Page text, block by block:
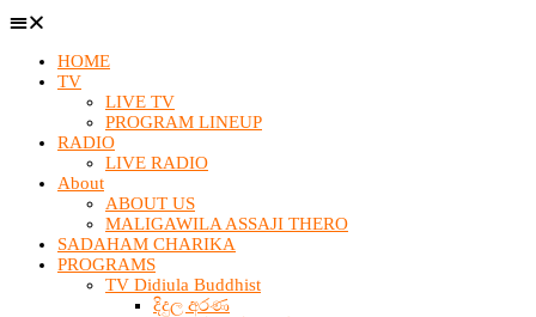
HOME
TV
LIVE TV
PROGRAM LINEUP
RADIO
LIVE RADIO
About
ABOUT US
MALIGAWILA ASSAJI THERO
SADAHAM CHARIKA
PROGRAMS
TV Didiula Buddhist
දිදුල අරණ